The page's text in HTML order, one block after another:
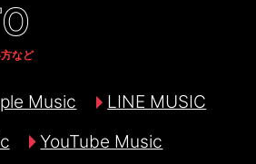
など
Music
LINE MUSIC
YouTube Music